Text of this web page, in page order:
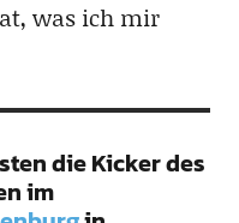
was ich mir
die Kicker des
im